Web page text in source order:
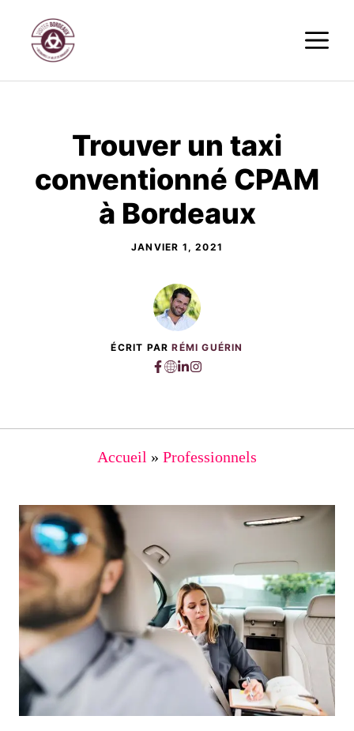
contenu
Trouver un taxi
conventionné CPAM
à Bordeaux
JANVIER 1, 2021
ÉCRIT PARRÉMI GUÉRIN
Accueil » Professionnels